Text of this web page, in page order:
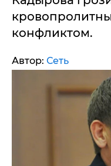
конфликтом.
Автор: Сеть